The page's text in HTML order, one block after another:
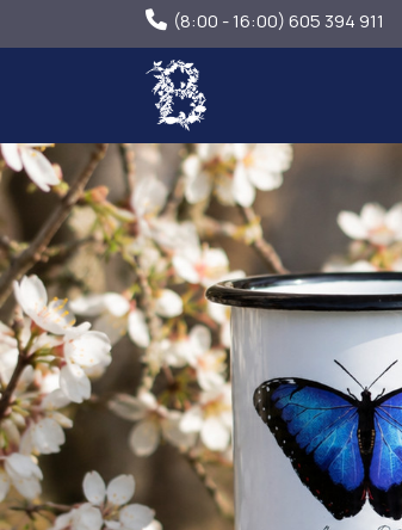
(8:00 - 16:00) 605 394 911